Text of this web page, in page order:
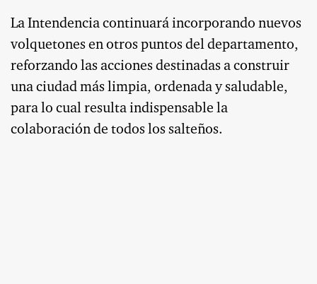
La Intendencia continuará incorporando nuevos
volquetones en otros puntos del departamento,
reforzando las acciones destinadas a construir
una ciudad más limpia, ordenada y saludable,
para lo cual resulta indispensable la
colaboración de todos los salteños.